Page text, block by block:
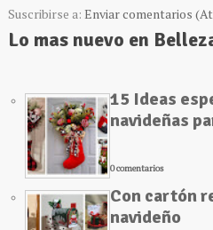
Suscribirse a: Enviar comentarios
Lo mas nuevo en
15 Ideas
navideñas
0 comentarios
Con cartón
navideño